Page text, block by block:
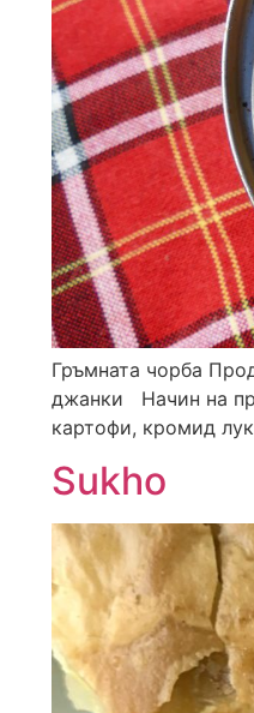
Гръмната чорба
джанки Начин на
картофи, кромид
Sukho